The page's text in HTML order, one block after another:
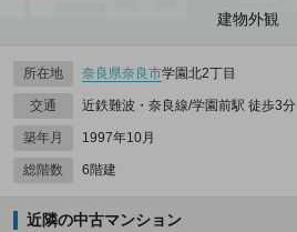
建物外観
所在地 奈良県奈良市学園北2丁目
交通 近鉄難波・奈良線/学園前駅 徒歩3分
築年月 1997年10月
総階数 6階建
近隣の中古マンション